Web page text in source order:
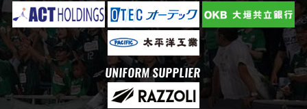
UNIFORM SUPPLIER